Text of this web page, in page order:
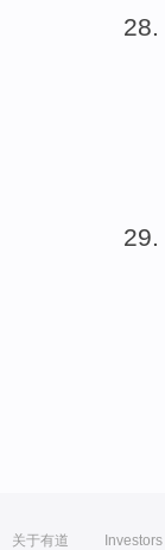
关于有道 Investors